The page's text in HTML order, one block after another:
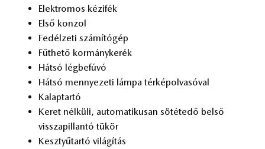
Elekt­ro­mos ké­zi­fék
Első kon­zol
Fe­dél­ze­ti szá­mí­tó­gép
Fűt­he­tő kor­mány­ke­rék
Hát­só lég­be­fú­vó
Hát­só mennye­ze­ti lám­pa tér­kép­ol­va­só­val
Ka­lap­tar­tó
Ke­ret nél­kü­li, au­to­ma­ti­ku­san sö­té­te­dő bel­ső
vissza­pil­lan­tó tü­kör
Kesz­tyű­tar­tó vi­lá­gí­tás